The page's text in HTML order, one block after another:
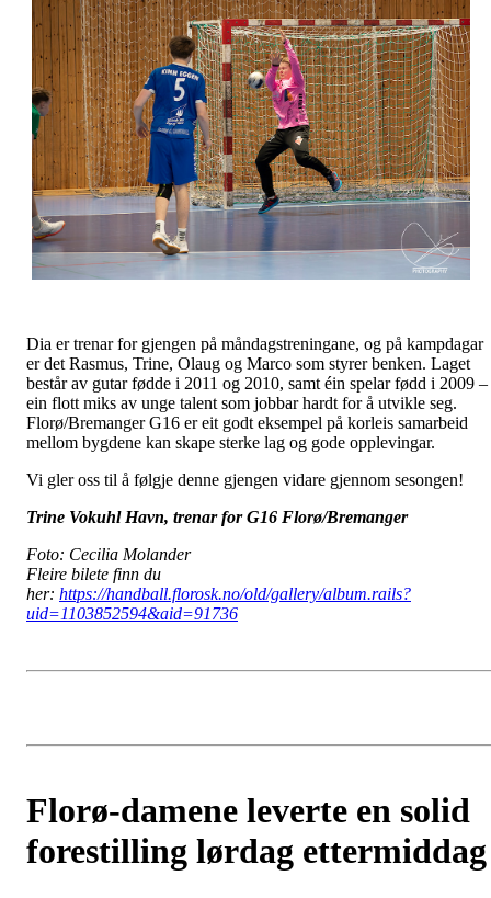
Dia er trenar for gjengen på måndagstreningane, og på kampdagar
er det Rasmus, Trine, Olaug og Marco som styrer benken. Laget
består av gutar fødde i 2011 og 2010, samt éin spelar fødd i 2009 –
ein flott miks av unge talent som jobbar hardt for å utvikle seg.
Florø/Bremanger G16 er eit godt eksempel på korleis samarbeid
mellom bygdene kan skape sterke lag og gode opplevingar.
Vi gler oss til å følgje denne gjengen vidare gjennom sesongen!
Trine Vokuhl Havn, trenar for G16 Florø/Bremanger
Foto: Cecilia Molander
Fleire bilete finn du
her: https://handball.florosk.no/old/gallery/album.rails?
uid=1103852594&aid=91736
Florø-damene leverte en solid
forestilling lørdag ettermiddag